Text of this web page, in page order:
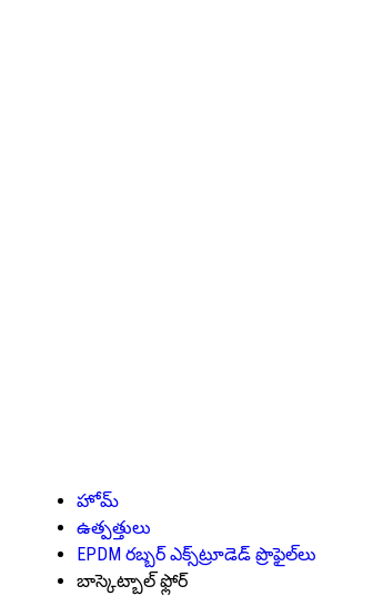
హోమ్
ఉత్పత్తులు
EPDM రబ్బర్ ఎక్స్‌ట్రూడెడ్ ప్రొఫైల్‌లు
బాస్కెట్బాల్ ఫ్లోర్